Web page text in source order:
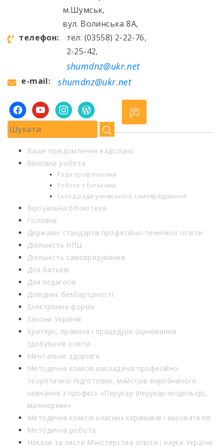
м.Шумськ,
вул. Волинська 8А,
телефон:
тел: (03558) 2-22-76,
2-25-42,
shumdnz@ukr.net
e-mail: shumdnz@ukr.net
facebookyoutubeinstagramwordpress
Ваше повідомлення надіслано
Виховна робота
Рада профілактики
Робота з батьками
Склад ради учнівського самоврядування
Віртуальна бібліотека
Головна
Державні стандарти професійно-технічної освіти
Діяльність НПЦ
Діяльність самоврядування
Для батьків
Для педагогів
Довідник безбар’єрності
Електронна форма
Закони України
Критерії, правила і процедури оцінювання
здобувачів освіти
Ментальне здоров’я
Методична комісія викладачів професійно-
теоретичної підготовки, майстрів виробничого
навчання з професії «Перукар (перукар-модельєр),
манікюрник»
Методична комісія класних керівників і вихователів
Методична робота
Накази та листи Міністерства освіти і науки України